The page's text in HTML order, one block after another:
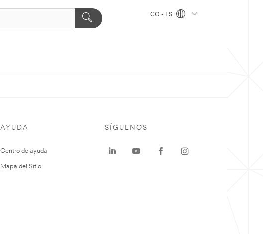
CO - ES
AYUDA
Centro de ayuda
Mapa del Sitio
SÍGUENOS